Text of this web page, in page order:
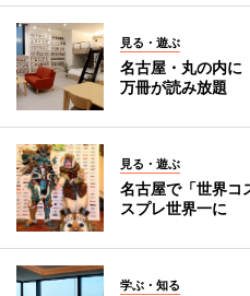
見る・遊ぶ
名古屋・丸の内
万冊が読み放題
見る・遊ぶ
名古屋で「世界
スプレ世界一に
学ぶ・知る